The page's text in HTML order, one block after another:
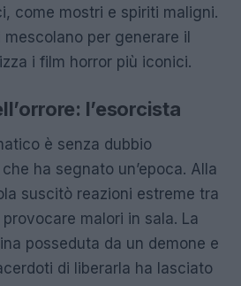
come mostri e spiriti maligni.
per generare il
i film horror più iconici.
l’esorcista
è senza dubbio
ha segnato un’epoca. Alla
suscitò reazioni estreme tra
malori in sala. La
posseduta da un demone e
di liberarla ha lasciato